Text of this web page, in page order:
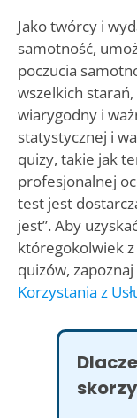
Jako twórcy i
samotność,
poczucia
wszelkich
wiarygodny i
statystycznej i
quizy, takie jak
profesjonalnej
test jest
jest”. Aby
któregokolwiek
quizów,
Korzystania z